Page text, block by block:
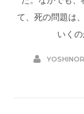
て、死の問題は
いく